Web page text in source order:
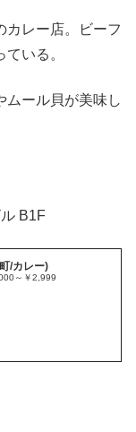
カレー店。ビーフ
いる。
ムール貝が美味し
B1F
/カレー)
～￥2,999